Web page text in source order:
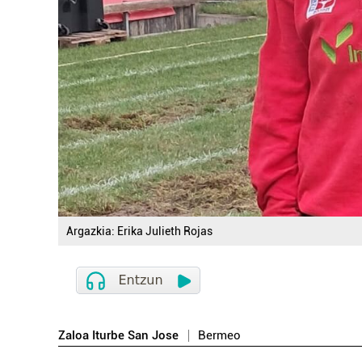
Argazkia: Erika Julieth Rojas
Zaloa Iturbe San Jose Bermeo